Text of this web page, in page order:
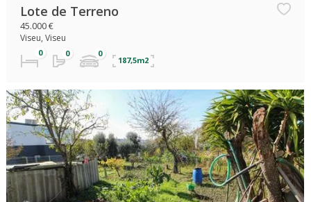
Lote de Terreno
45.000 €
Viseu, Viseu
187,5m2